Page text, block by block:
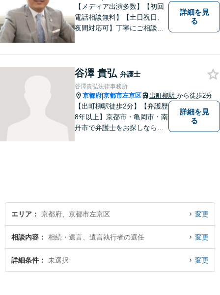
【メディア出演多数】【初回
電話相談無料】【土日祝日、
夜間対応可】丁寧にご相談を
格を徹底的に守ります！
詳細を見
る
谷澤 貴弘 弁護士
谷澤貴弘法律事務所
京都府|京都市左京区 出町柳駅 から徒歩2分
【出町柳駅徒歩2分】【弁護歴
8年以上】京都市・亀岡市・南
丹市で弁護士をお探しならご
詳細を見
る
エリア 京都府、京都市左京区 変更
相談内容 相続・遺言、遺言執行者の選任 変更
詳細条件 未選択 変更